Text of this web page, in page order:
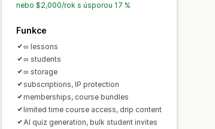
nebo $2,000/rok s úsporou 17 %
Funkce
∞ lessons
∞ students
∞ storage
subscriptions, IP protection
memberships, course bundles
limited time course access, drip content
AI quiz generation, bulk student invites